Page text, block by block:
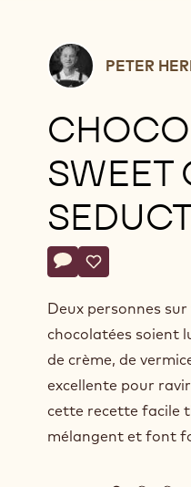
Peter
Hernou
PETER
SWEET
Actions
Écrire un
- Chocolat chaud
Sauvegarder
- Chocolat
Deux personnes
chocolatées soient
de crème, de
excellente pour
cette recette facile
mélangent et font